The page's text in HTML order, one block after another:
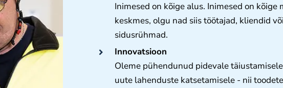
Inimesed on kõige alus. Inimesed on kõige
keskmes, olgu nad siis töötajad, kliendid
sidusrühmad.
Innovatsioon
Oleme pühendunud pidevale
uute lahenduste katsetamisele - nii